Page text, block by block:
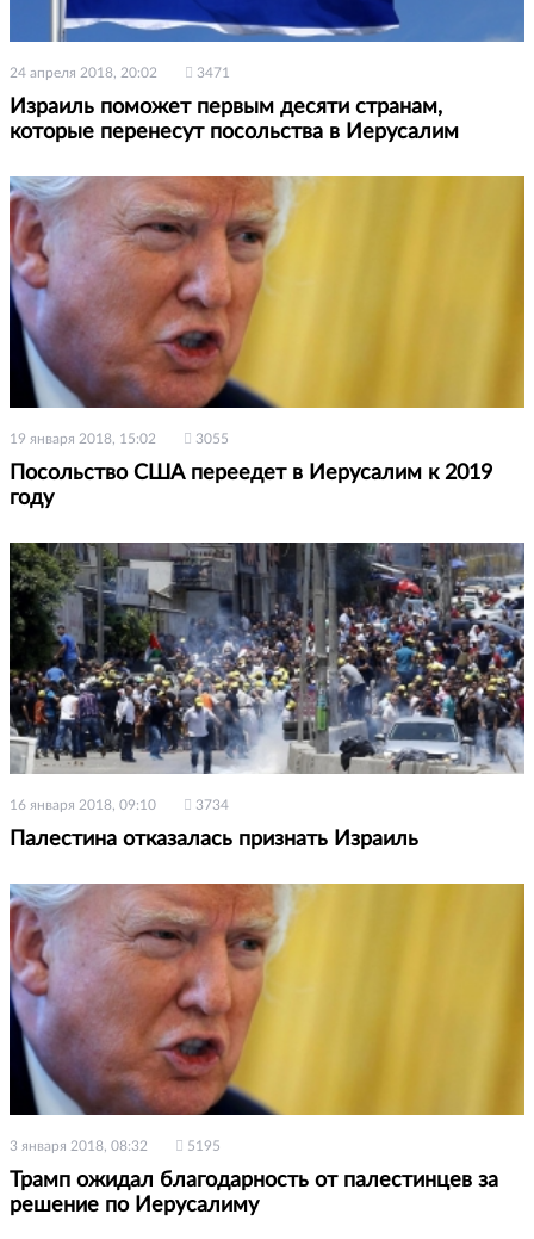
24 апреля 2018, 20:02 3471
Израиль поможет первым десяти странам,
которые перенесут посольства в Иерусалим
19 января 2018, 15:02 3055
Посольство США переедет в Иерусалим к 2019
году
16 января 2018, 09:10 3734
Палестина отказалась признать Израиль
3 января 2018, 08:32 5195
Трамп ожидал благодарность от палестинцев за
решение по Иерусалиму